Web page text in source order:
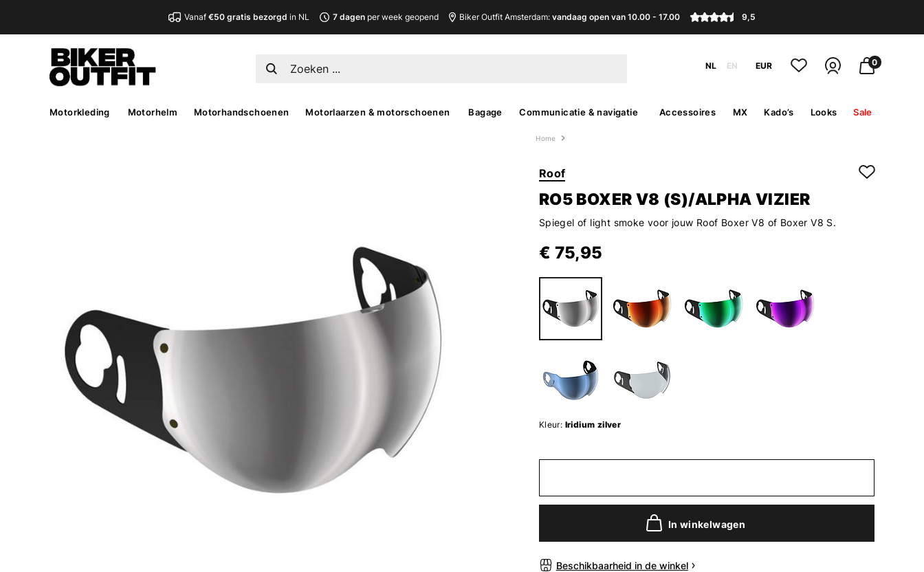
Vanaf €50 gratis bezorgd in NL 7 dagen per week geopend Biker Outfit Amsterdam:vandaag open van 10.00 - 17.00 9,5
NL EN EUR 0
Motorkleding Motorhelm Motorhandschoenen Motorlaarzen & motorschoenen Bagage Communicatie & navigatie Accessoires MX Kado’s Looks Sale
Home
Roof
RO5 BOXER V8 (S)/ALPHA VIZIER
Spiegel of light smoke voor jouw Roof Boxer V8 of Boxer V8 S.
€ 75,95
Kleur: Iridium zilver
In winkelwagen
Beschikbaarheid in de winkel